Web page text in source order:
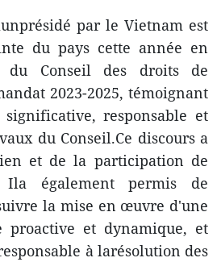
par le Vietnam est
du pays cette année en
du Conseil des droits de
2023-2025, témoignant
responsable et
du Conseil.Ce discours a
et de la participation de
Ila également permis de
la mise en œuvre d'une
proactive et dynamique, et
à larésolution des